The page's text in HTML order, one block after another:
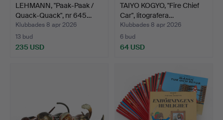
LEHMANN, "Paak-Paak /
Quack-Quack", nr 645…
Klubbades 8 apr 2026
13 bud
235 USD
TAIYO KOGYO, "Fire Chief
Car", litografera…
Klubbades 8 apr 2026
6 bud
64 USD